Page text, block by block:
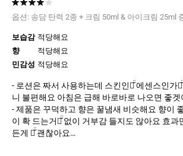
옵션: 송담 탄력 2종 + 크림 50ml & 아이크림 25ml
보습감 적당해요
향
적당해요
민감성 적당해요
- 로션은 짜서 사용하는데 스킨인가̆̈ 에센스인가
니 불편해요 아침은 급해 바로바로 나오면 좋겟
- 제품은 꾸덕하고 향은 꿀냄새 비슷해요 향이 좋
이 확 드는거는̆̈ 없이 거부감 들지도 않아요 효과
든게 다̆̈ 괜찮아요
- 기초 다̆̈ 떨어져 뭐살가̆̈ 하고 기초고르다가̆̈ 푸짐